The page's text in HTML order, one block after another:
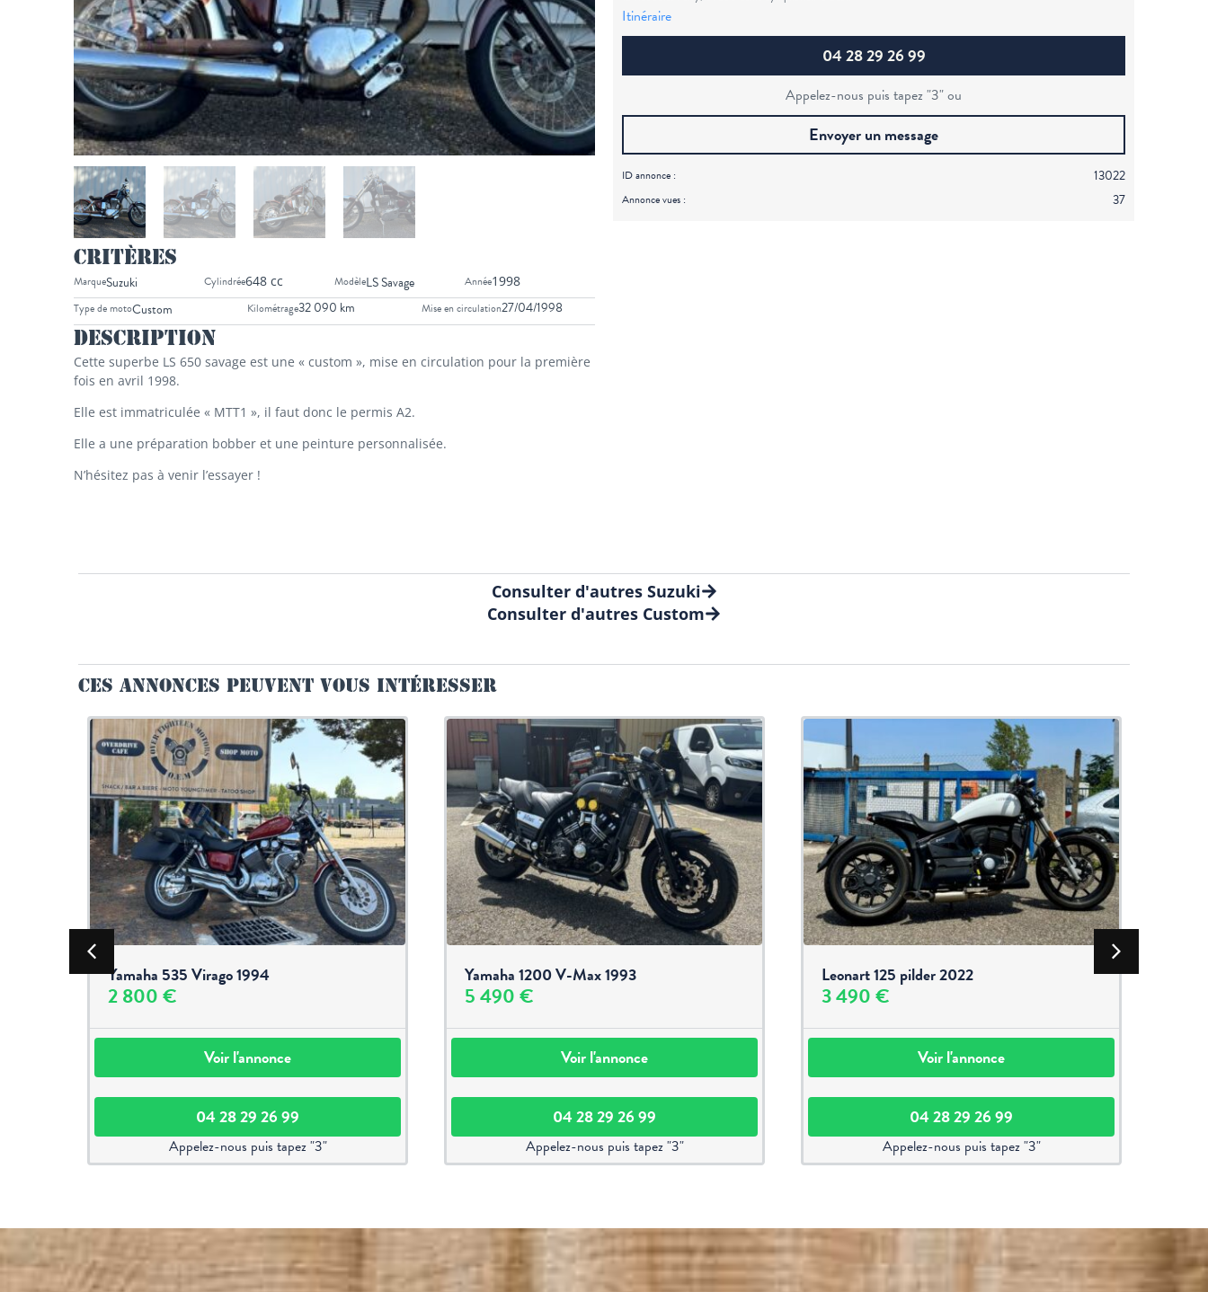
Critères
MarqueSuzuki Cylindrée648 cc ModèleLS Savage Année1998
Type de motoCustom Kilométrage32 090 km Mise en circulation27/04/1998
Description
Cette superbe LS 650 savage est une « custom », mise en circulation pour la première
fois en avril 1998.
Elle est immatriculée « MTT1 », il faut donc le permis A2.
Elle a une préparation bobber et une peinture personnalisée.
N’hésitez pas à venir l’essayer !
Itinéraire
04 28 29 26 99
Appelez-nous puis tapez "3" ou
Envoyer un message
ID annonce : 13022
Annonce vues : 37
Consulter d'autres Suzuki
Consulter d'autres Custom
CES ANNONCES PEUVENT VOUS INTÉRESSER
Yamaha 535 Virago 1994
2 800 €
Voir l'annonce
04 28 29 26 99
Appelez-nous puis tapez "3"
Yamaha 1200 V-Max 1993
5 490 €
Voir l'annonce
04 28 29 26 99
Appelez-nous puis tapez "3"
Leonart 125 pilder 2022
3 490 €
Voir l'annonce
04 28 29 26 99
Appelez-nous puis tapez "3"